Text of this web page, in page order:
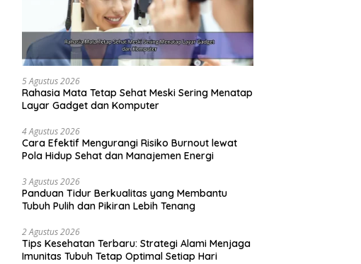
5 Agustus 2026
Rahasia Mata Tetap Sehat Meski Sering Menatap
Layar Gadget dan Komputer
4 Agustus 2026
Cara Efektif Mengurangi Risiko Burnout lewat
Pola Hidup Sehat dan Manajemen Energi
3 Agustus 2026
Panduan Tidur Berkualitas yang Membantu
Tubuh Pulih dan Pikiran Lebih Tenang
2 Agustus 2026
Tips Kesehatan Terbaru: Strategi Alami Menjaga
Imunitas Tubuh Tetap Optimal Setiap Hari